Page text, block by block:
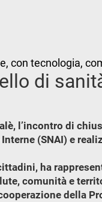
con tecnologia,
di
l’incontro di
(SNAI) e
ha
comunità e
della